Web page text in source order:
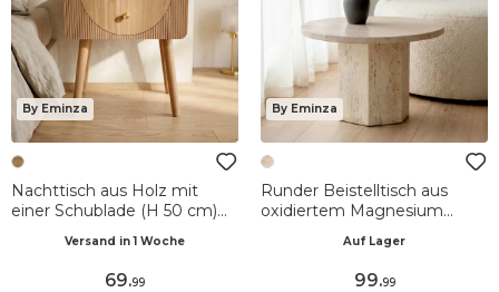
By Eminza
Nachttisch aus Holz mit
einer Schublade (H 50 cm)
Versand in 1 Woche
69.99
By Eminza
Runder Beistelltisch aus
oxidiertem Magnesium
Travertin-Optik
Auf Lager
99.99